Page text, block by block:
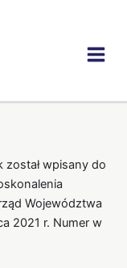
został wpisany do
Województwa
2021 r. Numer w